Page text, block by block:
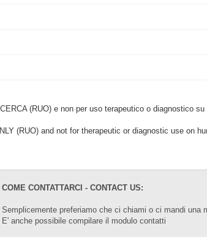
(RUO) e non per uso terapeutico o diagnostico
(RUO) and not for therapeutic or diagnostic use on
COME CONTATTARCI - CONTACT US:
Semplicemente preferiamo che ci chiami o ci mandi una
E' anche possibile compilare il modulocontatti